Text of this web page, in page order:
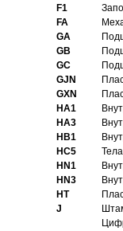
F1
FA
GA
GB
GC
GJN
GXN
HA1
HA3
HB1
HC5
HN1
HN3
HT
J